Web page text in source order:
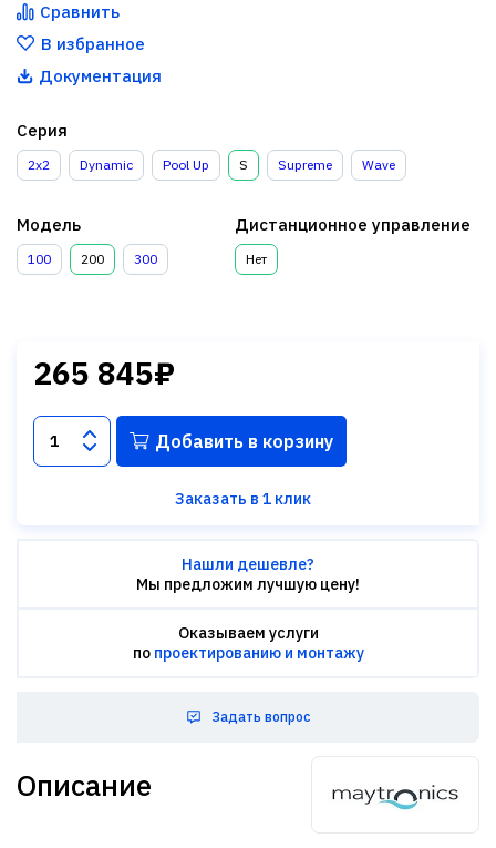
Сравнить
В избранное
Документация
Серия
2x2 Dynamic Pool Up S Supreme Wave
Модель
100 200 300
Дистанционное управление
Нет
265 845₽
Добавить в корзину
Заказать в 1 клик
Нашли дешевле?
Мы предложим лучшую цену!
Оказываем услуги
по проектированию и монтажу
Задать вопрос
Описание